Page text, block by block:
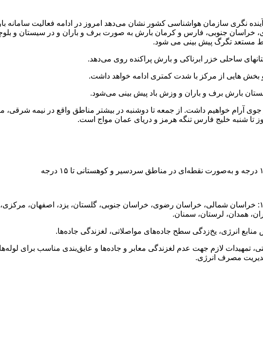
نگری سازمان هواشناسی کشور نشان می‌دهد امروز در ادامه فعالیت سامانه
جنوبی، فارس و کرمان بارش به صورت برف و باران و در سیستان و
مستعد تگرگ پیش بینی می شود.
ساحلی خزر ابرناکی و بارش پراکنده روی می‌دهد.
هایی از مرکز با شدت کمتری ادامه خواهد داشت.
بارش برف و باران و وزش باد پیش بینی می‌شود.
آرام خواهیم داشت. از جمعه تا دوشنبه در بیشتر مناطق واقع در نیمه شرقی،
شنبه خلیج فارس تنگه هرمز و دریای عمان مواج است.
جمعه ۱۴۰۴/۰۹/۲۸، شنبه ۱۴۰۴/۰۹/۲۹ و یکشنبه ۱۴۰۴/۰۹/۳۰: خراسان شمالی، خراسان رضوی، خراسان جنوبی، گلستان،
همدان، لرستان، سمنان.
انرژی، یخ‌زدگی سطح جاده‌های مواصلاتی، لغزندگی جاده‌ها.
لازم جهت عدم لغزندگی معابر و جاده‌ها و عایق‌بندی مناسب برای
مدیریت مصرف انرژی.